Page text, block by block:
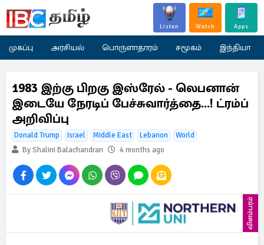
Listen Watch Apps
முகப்பு அரசியல் பொருளாதாரம் சமூகம் இந்தியா
1983 இற்கு பிறகு இஸ்ரேல் - லெபனான்
இடையே நேரடிப் பேச்சுவார்த்தை...! ட்ரம்ப்
அறிவிப்பு
Donald Trump Israel Middle East Lebanon
World
By Shalini Balachandran
4 months ago
விளம்பரம்